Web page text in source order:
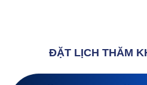
ĐẶT LỊCH THĂM